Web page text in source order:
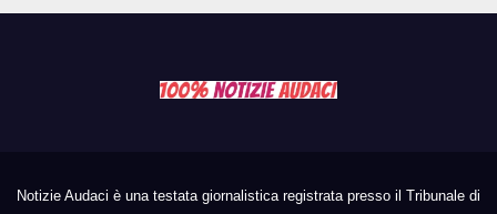
Notizie Audaci è una testata giornalistica registrata presso il Tribunale di